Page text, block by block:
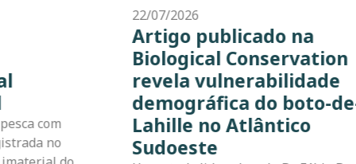
de-
22/07/2026
Websérie “Estuário dos
Saberes” destaca a
entre pesca artesanal,
conservação e mudanças
climáticas
A Kaosa lançou a websérie "Estuário